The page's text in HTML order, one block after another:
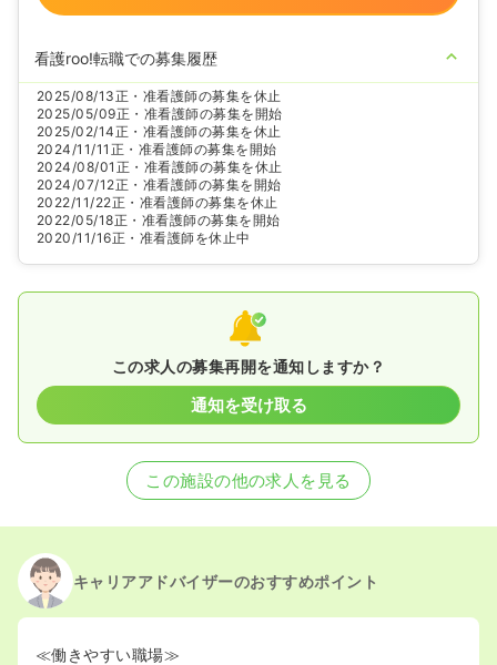
看護roo!転職での募集履歴
2025/08/13正・准看護師の募集を休止
2025/05/09正・准看護師の募集を開始
2025/02/14正・准看護師の募集を休止
2024/11/11 正・准看護師の募集を開始
2024/08/01 正・准看護師の募集を休止
2024/07/12正・准看護師の募集を開始
2022/11/22正・准看護師の募集を休止
2022/05/18正・准看護師の募集を開始
2020/11/16正・准看護師を休止中
この求人の募集再開を通知しますか？
通知を受け取る
この施設の他の求人を見る
キャリアアドバイザーのおすすめポイント
≪働きやすい職場≫